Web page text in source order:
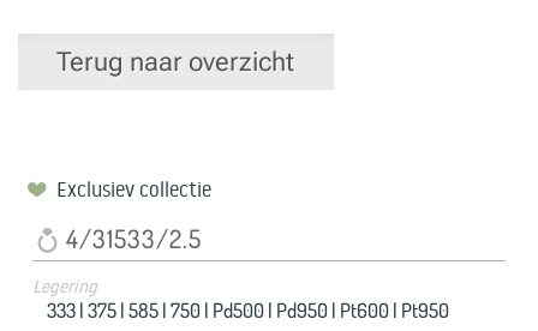
Terug naar overzicht
Exclusiev collectie
4/31533/2.5
Legering
333 |375 |585 |750 | Pd500 | Pd950 | Pt600 | Pt950